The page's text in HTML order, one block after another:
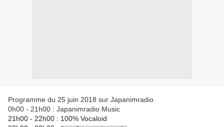
Programme du 25 juin 2018 sur Japanimradio
0h00 - 21h00 : Japanimradio Music
21h00 - 22h00 : 100% Vocaloid